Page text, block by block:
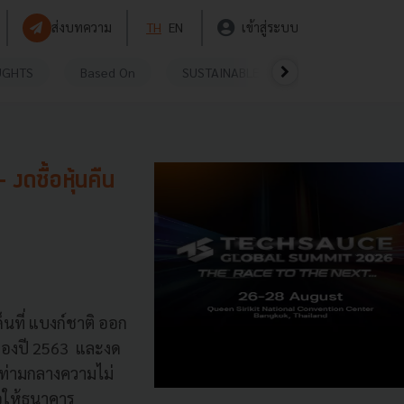
ส่งบทความ TH EN เข้าสู่ระบบ
Based On SUSTAINABLE
งดซื้อหุ้นคืน
นที่ แบงก์ชาติ ออก
งปี 2563 และงด
มกลางความไม่
ห้ธนาคาร